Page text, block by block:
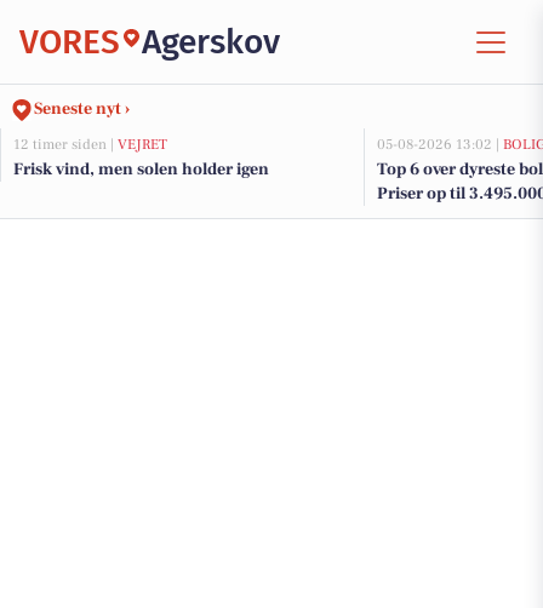
VORES Agerskov
Seneste nyt ›
12 timer siden | VEJRET
Frisk vind, men solen holder igen
05-08-2026 13:02 |
Top 6 over dyreste
Priser op til